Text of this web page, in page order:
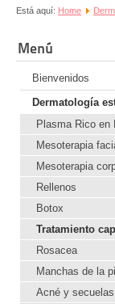
Está aquí: Home
Menú
Bienvenidos
Dermatología
Plasma Rico en
Mesoterapia
Mesoterapia
Rellenos
Botox
Tratamiento
Rosacea
Manchas de la
Acné y secuelas